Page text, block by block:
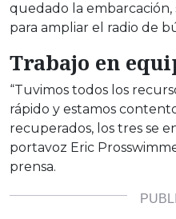
quedado la embarcación,
para ampliar el radio de
Trabajo en
“Tuvimos todos los
rápido y estamos
recuperados, los tres se
portavoz Eric
prensa.